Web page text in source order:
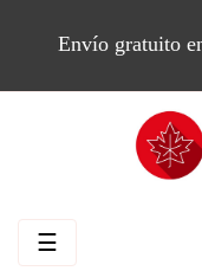
Envío gratuito
Navegación
☰